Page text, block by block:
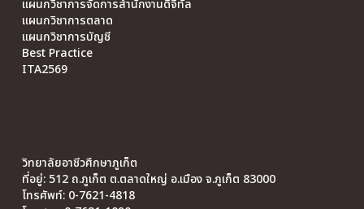
แผนกวิชาการจัดการสำนักงานดิจิทัล
แผนกวิชาการตลาด
แผนกวิชาการบัญชี
Best Practice
ITA2569
วิทยาลัยอาชีวศึกษาภูเก็ต
ที่อยู่: 512 ถ.ภูเก็ต ต.ตลาดใหญ่ อ.เมือง จ.ภูเก็ต 83000
โทรศัพท์: 0-7621-4818